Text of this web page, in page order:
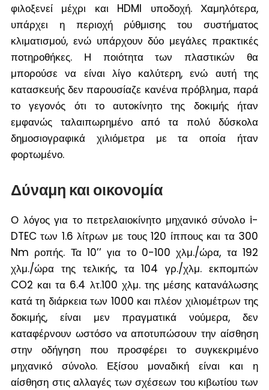
φιλοξενεί μέχρι και HDMI υποδοχή. Χαμηλότερα,
υπάρχει η περιοχή ρύθμισης του συστήματος
κλιματισμού, ενώ υπάρχουν δύο μεγάλες πρακτικές
ποτηροθήκες. Η ποιότητατων πλαστικών θα
μπορούσε να είναι λίγο καλύτερη, ενώ αυτή της
κατασκευής δεν παρουσίαζε κανένα πρόβλημα, παρά
το γεγονός ότι το αυτοκίνητο της δοκιμής ήταν
εμφανώς ταλαιπωρημένο από τα πολύ δύσκολα
δημοσιογραφικά χιλιόμετρα με τα οποία ήταν
φορτωμένο.
Δύναμη και οικονομία
Ο λόγος για το πετρελαιοκίνητο μηχανικό σύνολο i-
DTEC των 1.6 λίτρων με τους 120 ίππους και τα 300
Nm ροπής. Τα 10’’ για το 0-100 χλμ./ώρα, τα 192
χλμ./ώρα της τελικής, τα 104 γρ./χλμ. εκπομπών
CO2 και τα 6.4 λτ.100 χλμ. της μέσης κατανάλωσης
κατά τη διάρκεια των 1000 και πλέον χιλιομέτρων της
δοκιμής, είναι μεν πραγματικά νούμερα, δεν
καταφέρνουν ωστόσο να αποτυπώσουν την αίσθηση
στην οδήγηση που προσφέρει το συγκεκριμένο
μηχανικό σύνολο. Εξίσου μοναδική είναι και η
αίσθηση στις αλλαγές των σχέσεων του κιβωτίου των